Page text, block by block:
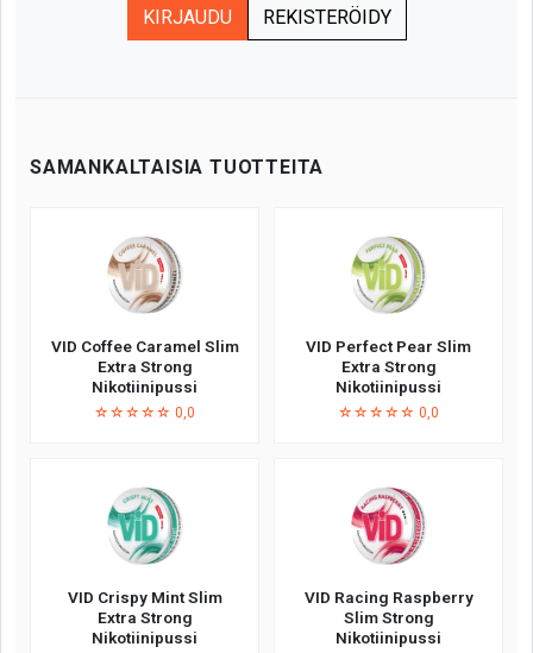
KIRJAUDU REKISTERÖIDY
SAMANKALTAISIA TUOTTEITA
VID Coffee Caramel Slim
Extra Strong
Nikotiinipussi
☆☆☆☆☆ 0,0
VID Perfect Pear Slim
Extra Strong
Nikotiinipussi
☆☆☆☆☆ 0,0
VID Crispy Mint Slim
Extra Strong
Nikotiinipussi
VID Racing Raspberry
Slim Strong
Nikotiinipussi